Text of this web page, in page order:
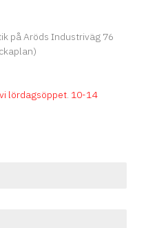
på Aröds Industriväg 76
lördagsöppet. 10-14